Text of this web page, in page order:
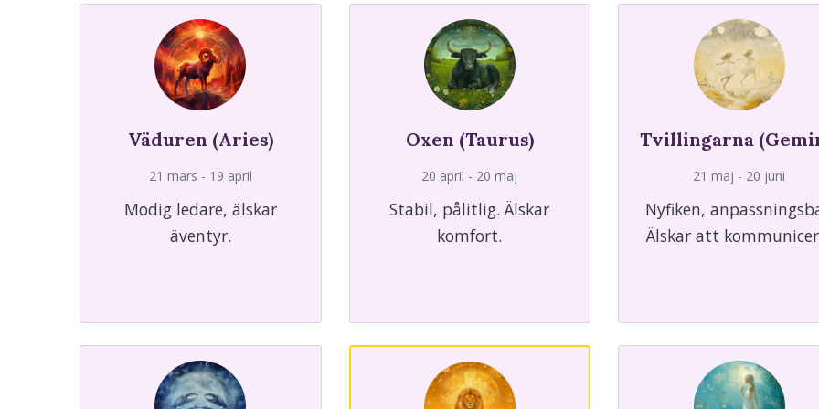
Väduren (Aries)
21 mars - 19 april
Modig ledare, älskar
äventyr.
Oxen (Taurus)
20 april - 20 maj
Stabil, pålitlig. Älskar
komfort.
Tvillingarna
21 maj - 20 juni
Nyfiken,
Älskar att